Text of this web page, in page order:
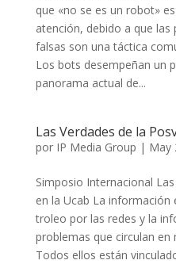
que «no se es un robot»
atención, debido a que las
falsas son una táctica
Los bots desempeñan un
panorama actual de...
Las Verdades de la
por IP Media Group | May
Simposio Internacional
en la Ucab La información
troleo por las redes y la
problemas que circulan en
Todos ellos están